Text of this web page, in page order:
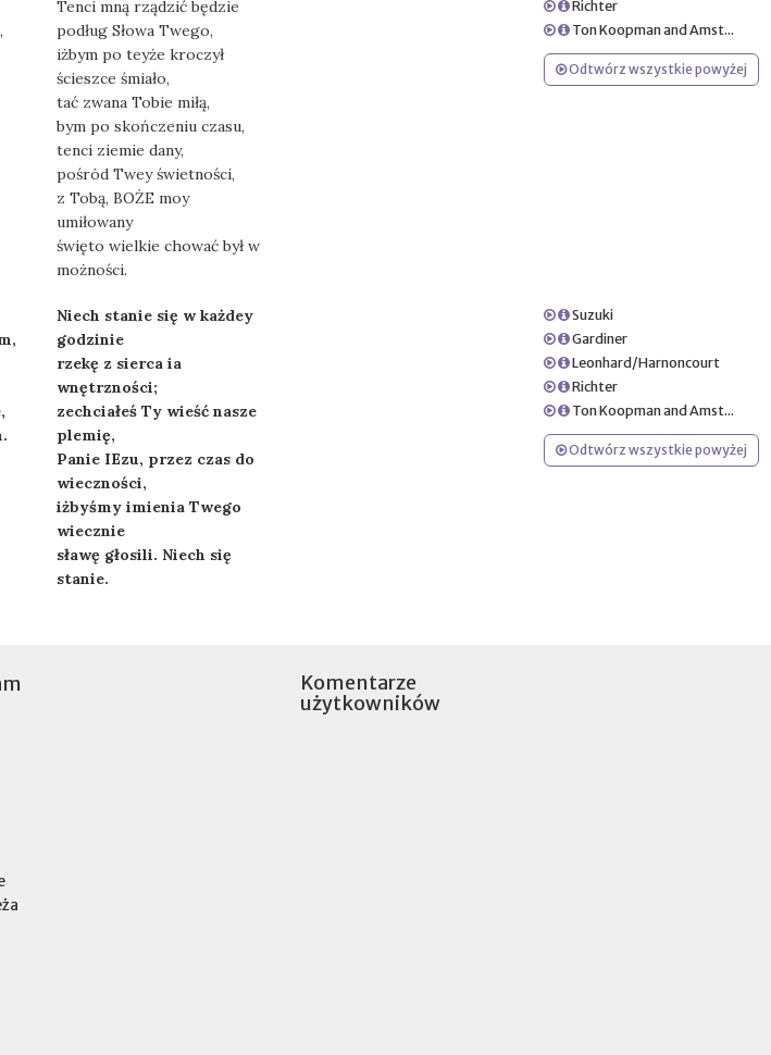
Tenci mną rządzić będzie
podług Słowa Twego,
iżbym po teyże kroczył
ścieszce śmiało,
tać zwana Tobie miłą,
bym po skończeniu czasu,
tenci ziemie dany,
pośród Twey świetności,
z Tobą, BOŻE moy
umiłowany
święto wielkie chować był w
możności.
Richter
Ton Koopman and Amst...
Odtwórz wszystkie powyżej
Niech stanie się w każdey
godzinie
rzekę z sierca ia
wnętrzności;
zechciałeś Ty wieść nasze
plemię,
Panie IEzu, przez czas do
wieczności,
iżbyśmy imienia Twego
wiecznie
sławę głosili. Niech się
stanie.
Suzuki
Gardiner
Leonhard/Harnoncourt
Richter
Ton Koopman and Amst...
Odtwórz wszystkie powyżej
Komentarze
użytkowników